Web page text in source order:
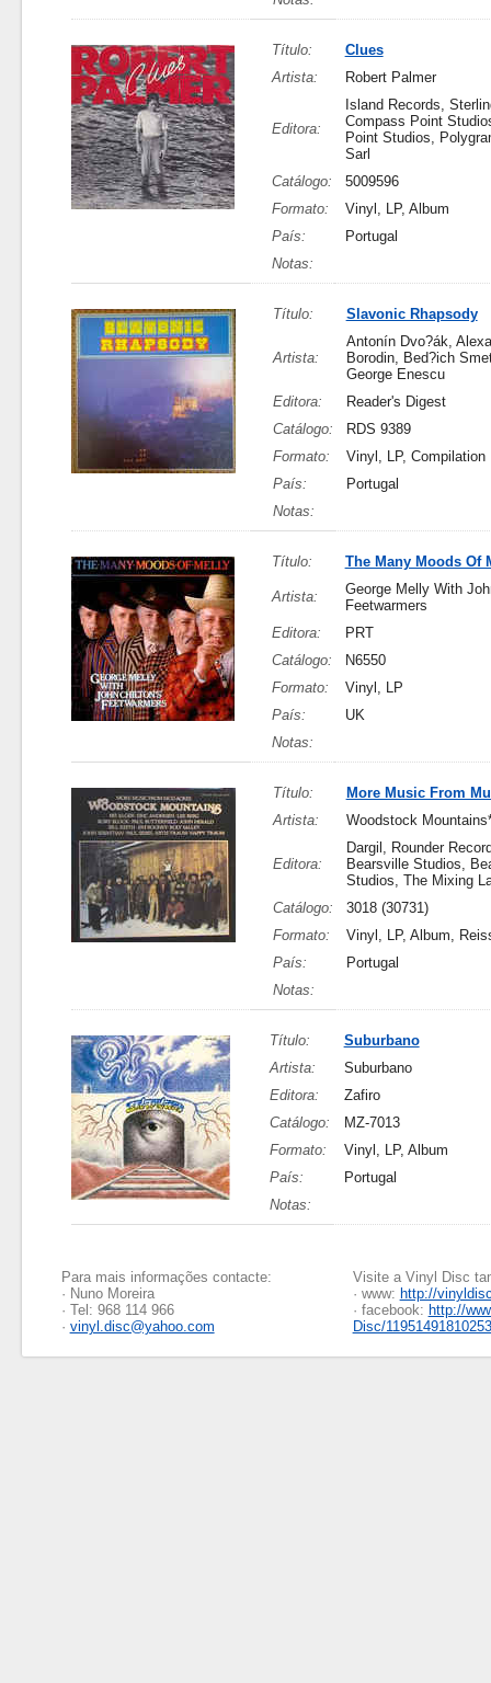
Título:
Clues
Artista:
Robert Palmer
Editora:
Island Records,
Compass Point
Point Studios,
Sarl
Catálogo:
5009596
Formato:
Vinyl, LP, Album
País:
Portugal
Notas:
Título: Slavonic Rhapsody
Artista:
Antonín Dvo?ák,
Borodin, Bed?ich
George Enescu
Editora:
Reader's Digest
Catálogo:
RDS 9389
Formato:
Vinyl, LP, Compilation
País:
Portugal
Notas:
Título: The Many Moods Of
Artista:
George Melly With
Feetwarmers
Editora:
PRT
Catálogo:
N6550
Formato:
Vinyl, LP
País:
UK
Notas:
Título:
More Music From
Artista:
Woodstock
Editora:
Dargil, Rounder
Bearsville Studios,
Studios, The Mixing
Catálogo:
3018 (30731)
Formato:
Vinyl, LP, Album,
País:
Portugal
Notas:
Título:
Suburbano
Artista:
Suburbano
Editora:
Zafiro
Catálogo:
MZ-7013
Formato:
Vinyl, LP, Album
País:
Portugal
Notas:
Para mais informações contacte:
· Nuno Moreira
· Tel: 968 114 966
· vinyl.disc@yahoo.com
Visite a Vinyl Disc
· www: http://
· facebook: http://
Disc/